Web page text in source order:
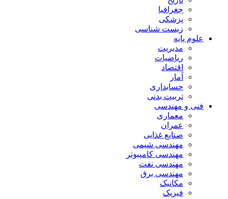
جغرافیا
پزشکی
زیست شناسی
علوم پایه
مدیریت
ریاضیات
اقتصاد
آمار
حسابداری
تربیت بدنی
فنی و مهندسی
معماری
عمران
صنایع غذایی
مهندسی شیمی
مهندسی کامپیوتر
مهندسی نفت
مهندسی برق
مکانیک
فیزیک